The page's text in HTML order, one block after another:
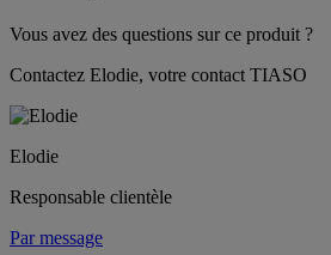
Vous avez des questions sur ce produit ?
Contactez Elodie, votre contact TIASO
Elodie
Responsable clientèle
Par message